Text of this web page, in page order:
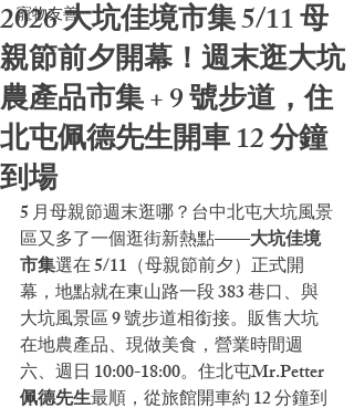
寵物友善
2026 大坑佳境市集 5/11 母
親節前夕開幕！週末逛大坑
農產品市集 + 9 號步道，住
北屯佩德先生開車 12 分鐘
到場
5 月母親節週末逛哪？台中北屯大坑風景
區又多了一個逛街新熱點——大坑佳境
市集選在 5/11（母親節前夕）正式開
幕，地點就在東山路一段 383 巷口、與
大坑風景區 9 號步道相銜接。販售大坑
在地農產品、現做美食，營業時間週
六、週日 10:00-18:00。住北屯Mr.Petter
佩德先生最順，從旅館開車約 12 分鐘到